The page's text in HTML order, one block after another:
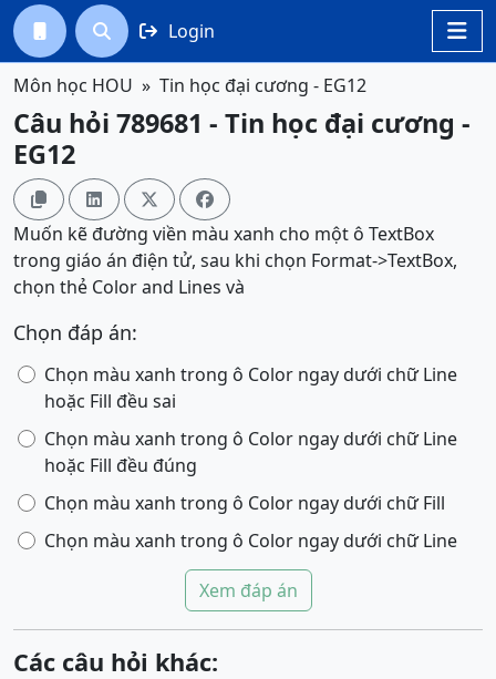

  Login
Môn học HOU Tin học đại cương - EG12
Câu hỏi 789681 - Tin học đại cương -
EG12
   
Muốn kẽ đường viền màu xanh cho một ô TextBox
trong giáo án điện tử, sau khi chọn Format->TextBox,
chọn thẻ Color and Lines và
Chọn đáp án:
Chọn màu xanh trong ô Color ngay dưới chữ Line
hoặc Fill đều sai
Chọn màu xanh trong ô Color ngay dưới chữ Line
hoặc Fill đều đúng
Chọn màu xanh trong ô Color ngay dưới chữ Fill
Chọn màu xanh trong ô Color ngay dưới chữ Line
Xem đáp án
Các câu hỏi khác: